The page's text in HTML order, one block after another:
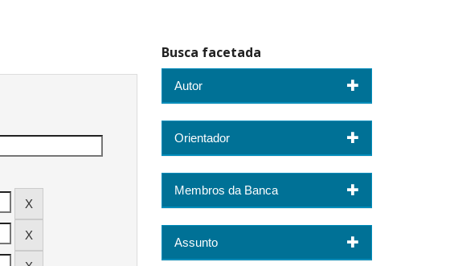
Busca facetada
Autor
Orientador
Membros da Banca
Assunto